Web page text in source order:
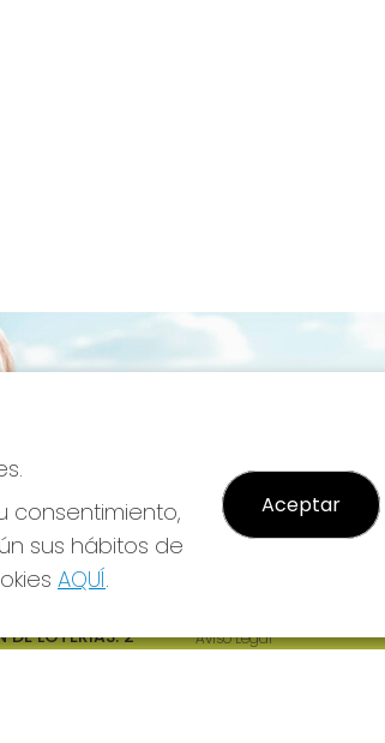
DE LOTERIAS: 2-
- RECEPTOR
Aviso Legal
consentimiento,
sus hábitos de
AQUÍ.
Aceptar